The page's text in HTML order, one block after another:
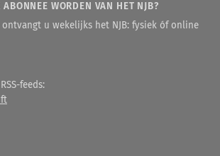
WORDEN VAN HET NJB?
ontvangt u wekelijks het NJB: fysiek óf online
feeds: